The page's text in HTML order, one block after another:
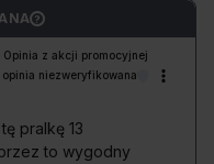
prania odzieży jeansowej.
pierze i chroni wełniane
pozostaną idealnie
pytania
?
opinia niezweryfikowana
pralkę 13
to wygodny